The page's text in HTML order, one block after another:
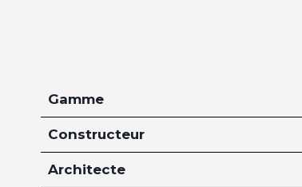
Gamme
Constructeur
Architecte